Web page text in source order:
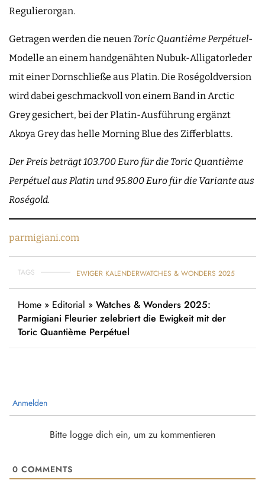
Regulierorgan.
Getragen werden die neuen Toric Quantième Perpétuel-
Modelle an einem handgenähten Nubuk-Alligatorleder
mit einer Dornschließe aus Platin. Die Roségoldversion
wird dabei geschmackvoll von einem Band in Arctic
Grey gesichert, bei der Platin-Ausführung ergänzt
Akoya Grey das helle Morning Blue des Zifferblatts.
Der Preis beträgt 103.700 Euro für die Toric Quantième
Perpétuelaus Platin und 95.800 Euro für die Variante aus
Roségold.
parmigiani.com
TAGS EWIGER KALENDERWATCHES & WONDERS 2025
Home » Editorial » Watches & Wonders 2025:
Parmigiani Fleurier zelebriert die Ewigkeit mit der
Toric Quantième Perpétuel
Anmelden
Bitte logge dich ein, um zu kommentieren
0 COMMENTS